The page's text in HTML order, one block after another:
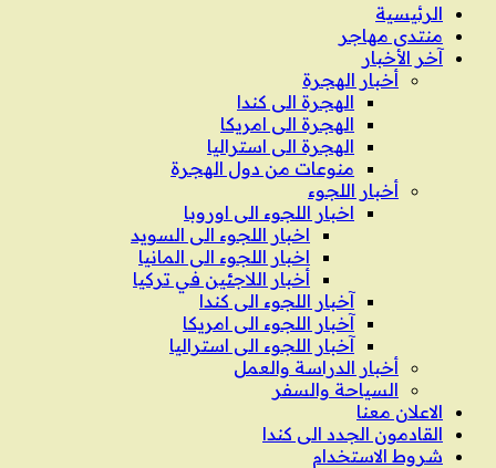
الرئيسية
منتدى مهاجر
آخر الأخبار
أخبار الهجرة
الهجرة الى كندا
الهجرة الى امريكا
الهجرة الى استراليا
منوعات من دول الهجرة
أخبار اللجوء
اخبار اللجوء الى اوروبا
اخبار اللجوء الى السويد
اخبار اللجوء الى المانيا
أخبار اللاجئين في تركيا
آخبار اللجوء الى كندا
آخبار اللجوء الى امريكا
آخبار اللجوء الى استراليا
أخبار الدراسة والعمل
السياحة والسفر
الاعلان معنا
القادمون الجدد الى كندا
شروط الاستخدام